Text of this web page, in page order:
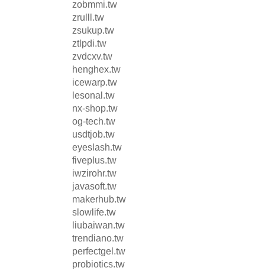
zobmmi.tw
zrulll.tw
zsukup.tw
ztlpdi.tw
zvdcxv.tw
henghex.tw
icewarp.tw
lesonal.tw
nx-shop.tw
og-tech.tw
usdtjob.tw
eyeslash.tw
fiveplus.tw
iwzirohr.tw
javasoft.tw
makerhub.tw
slowlife.tw
liubaiwan.tw
trendiano.tw
perfectgel.tw
probiotics.tw